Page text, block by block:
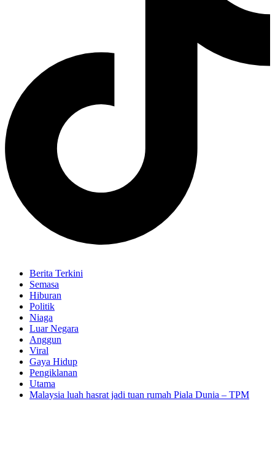
Berita Terkini
Semasa
Hiburan
Politik
Niaga
Luar Negara
Anggun
Viral
Gaya Hidup
Pengiklanan
Utama
Malaysia luah hasrat jadi tuan rumah Piala Dunia – TPM